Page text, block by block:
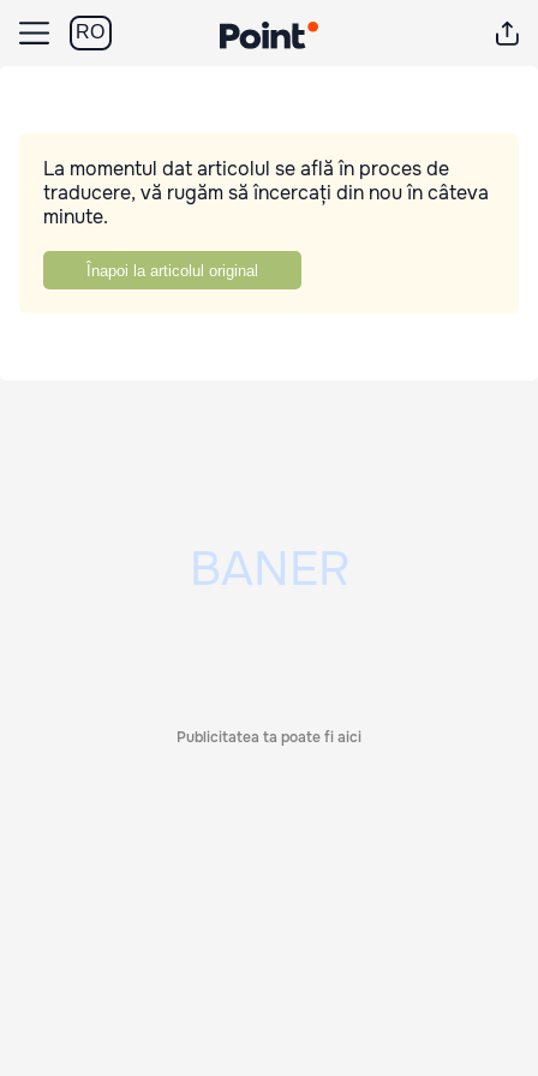
RO
La momentul dat articolul se află în proces de
traducere, vă rugăm să încercați din nou în câteva
minute.
Înapoi la articolul original
Publicitatea ta poate fi aici